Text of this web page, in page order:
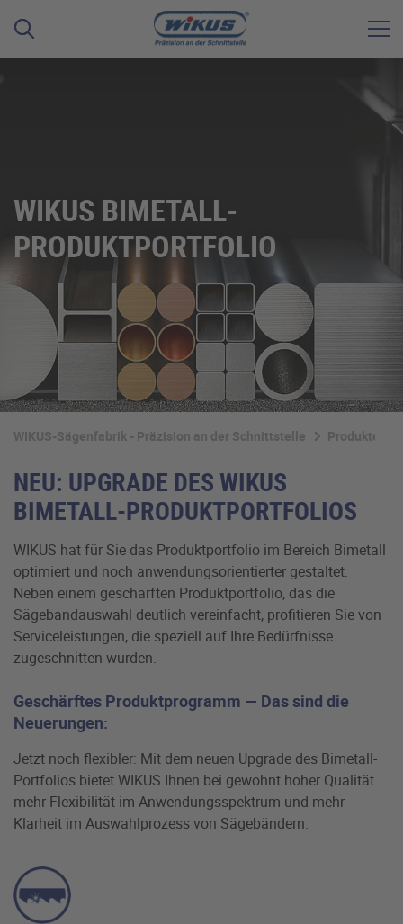
WIKUS BIMETALL-
PRODUKTPORTFOLIO
WIKUS-Sägenfabrik - Präzision an der Schnittstelle Produkte
NEU: UPGRADE DES WIKUS
BIMETALL-PRODUKTPORTFOLIOS
WIKUS hat für Sie das Produktportfolio im Bereich Bimetall
optimiert und noch anwendungsorientierter gestaltet.
Neben einem geschärften Produktportfolio, das die
Sägebandauswahl deutlich vereinfacht, profitieren Sie von
Serviceleistungen, die speziell auf Ihre Bedürfnisse
zugeschnitten wurden.
Geschärftes Produktprogramm — Das sind die
Neuerungen:
Jetzt noch flexibler: Mit dem neuen Upgrade des Bimetall-
Portfolios bietet WIKUS Ihnen bei gewohnt hoher Qualität
mehr Flexibilität im Anwendungsspektrum und mehr
Klarheit im Auswahlprozess von Sägebändern.